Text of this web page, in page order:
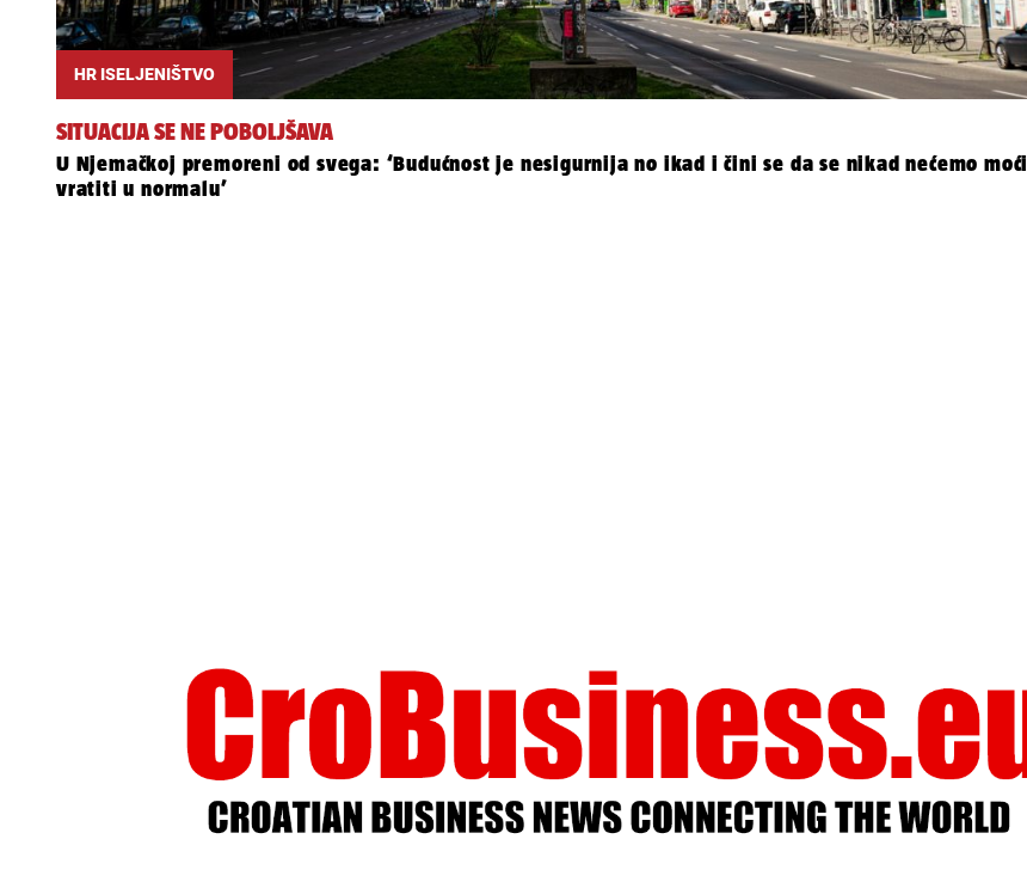
HR ISELJENIŠTVO
SITUACIJA SE NE POBOLJŠAVA
U Njemačkoj premoreni od svega: ‘Budućnost je nesigurnija no ikad i čini se da se nikad nećemo moći
vratiti u normalu’